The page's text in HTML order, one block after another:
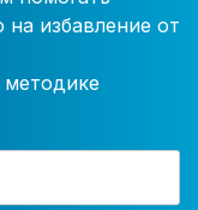
избавление от